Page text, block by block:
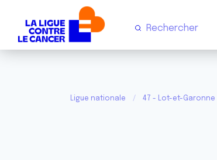
Ligue nationale 47 - Lot-et-Garonne